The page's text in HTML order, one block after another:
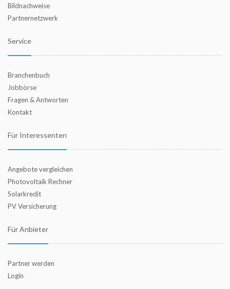
Bildnachweise
Partnernetzwerk
Service
Branchenbuch
Jobbörse
Fragen & Antworten
Kontakt
Für Interessenten
Angebote vergleichen
Photovoltaik Rechner
Solarkredit
PV Versicherung
Für Anbieter
Partner werden
Login